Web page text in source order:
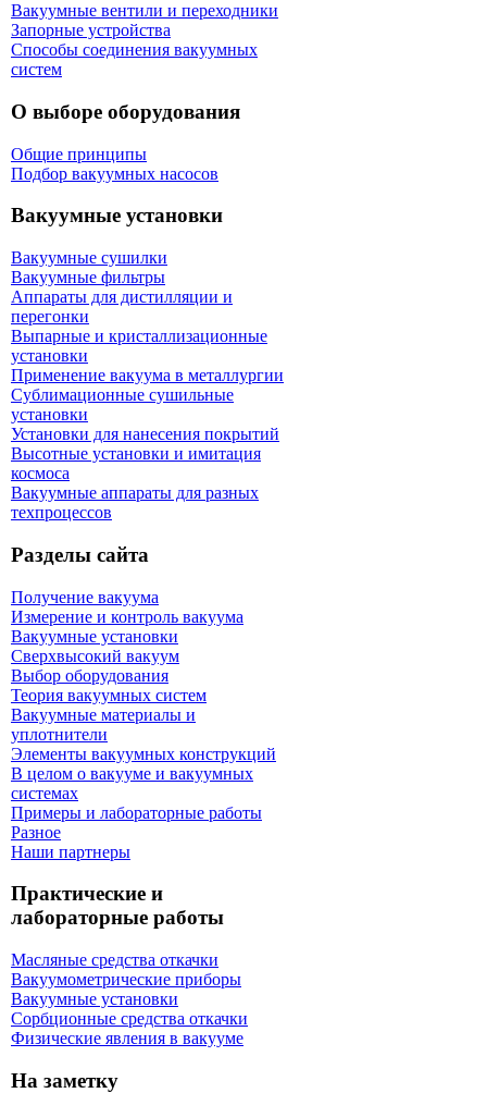
Вакуумные вентили и переходники
Запорные устройства
Способы соединения вакуумных
систем
О выборе оборудования
Общие принципы
Подбор вакуумных насосов
Вакуумные установки
Вакуумные сушилки
Вакуумные фильтры
Аппараты для дистилляции и
перегонки
Выпарные и кристаллизационные
установки
Применение вакуума в металлургии
Сублимационные сушильные
установки
Установки для нанесения покрытий
Высотные установки и имитация
космоса
Вакуумные аппараты для разных
техпроцессов
Разделы сайта
Получение вакуума
Измерение и контроль вакуума
Вакуумные установки
Сверхвысокий вакуум
Выбор оборудования
Теория вакуумных систем
Вакуумные материалы и
уплотнители
Элементы вакуумных конструкций
В целом о вакууме и вакуумных
системах
Примеры и лабораторные работы
Разное
Наши партнеры
Практические и
лабораторные работы
Масляные средства откачки
Вакуумометрические приборы
Вакуумные установки
Сорбционные средства откачки
Физические явления в вакууме
На заметку